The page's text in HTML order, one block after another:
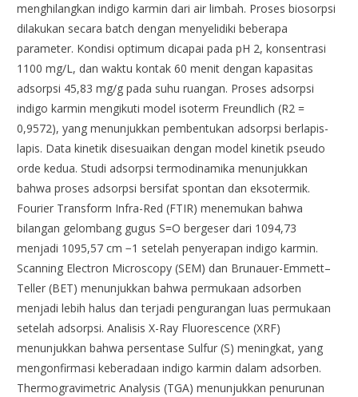
menghilangkan indigo karmin dari air limbah. Proses biosorpsi
dilakukan secara batch dengan menyelidiki beberapa
parameter. Kondisi optimum dicapai pada pH 2, konsentrasi
1100 mg/L, dan waktu kontak 60 menit dengan kapasitas
adsorpsi 45,83 mg/g pada suhu ruangan. Proses adsorpsi
indigo karmin mengikuti model isoterm Freundlich (R2 =
0,9572), yang menunjukkan pembentukan adsorpsi berlapis-
lapis. Data kinetik disesuaikan dengan model kinetik pseudo
orde kedua. Studi adsorpsi termodinamika menunjukkan
bahwa proses adsorpsi bersifat spontan dan eksotermik.
Fourier Transform Infra-Red (FTIR) menemukan bahwa
bilangan gelombang gugus S=O bergeser dari 1094,73
menjadi 1095,57 cm −1 setelah penyerapan indigo karmin.
Scanning Electron Microscopy (SEM) dan Brunauer-Emmett–
Teller (BET) menunjukkan bahwa permukaan adsorben
menjadi lebih halus dan terjadi pengurangan luas permukaan
setelah adsorpsi. Analisis X-Ray Fluorescence (XRF)
menunjukkan bahwa persentase Sulfur (S) meningkat, yang
mengonfirmasi keberadaan indigo karmin dalam adsorben.
Thermogravimetric Analysis (TGA) menunjukkan penurunan